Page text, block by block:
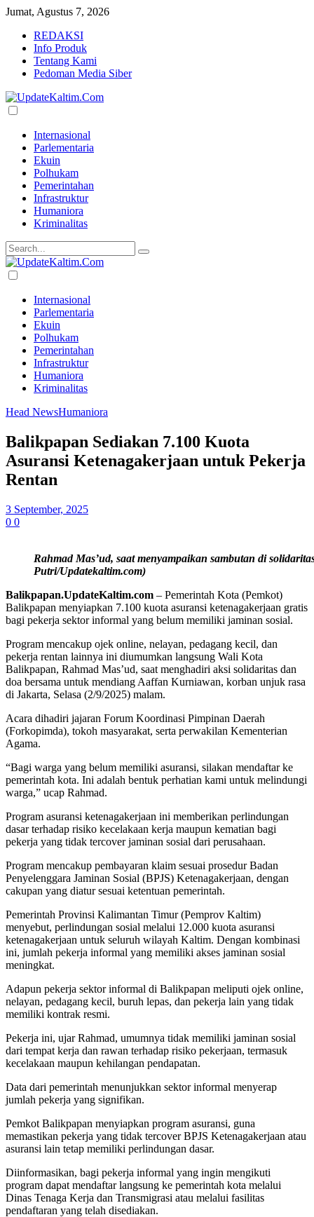
Jumat, Agustus 7, 2026
REDAKSI
Info Produk
Tentang Kami
Pedoman Media Siber
Internasional
Parlementaria
Ekuin
Polhukam
Pemerintahan
Infrastruktur
Humaniora
Kriminalitas
Internasional
Parlementaria
Ekuin
Polhukam
Pemerintahan
Infrastruktur
Humaniora
Kriminalitas
Head NewsHumaniora
Balikpapan Sediakan 7.100 Kuota
Asuransi Ketenagakerjaan untuk Pekerja
Rentan
3 September, 2025
0 0
Rahmad Mas’ud, saat menyampaikan sambutan di
Putri/Updatekaltim.com)
Balikpapan.UpdateKaltim.com – Pemerintah Kota (Pemkot)
Balikpapan menyiapkan 7.100 kuota asuransi ketenagakerjaan gratis
bagi pekerja sektor informal yang belum memiliki jaminan sosial.
Program mencakup ojek online, nelayan, pedagang kecil, dan
pekerja rentan lainnya ini diumumkan langsung Wali Kota
Balikpapan, Rahmad Mas’ud, saat menghadiri aksi solidaritas dan
doa bersama untuk mendiang Aaffan Kurniawan, korban unjuk rasa
di Jakarta, Selasa (2/9/2025) malam.
Acara dihadiri jajaran Forum Koordinasi Pimpinan Daerah
(Forkopimda), tokoh masyarakat, serta perwakilan Kementerian
Agama.
“Bagi warga yang belum memiliki asuransi, silakan mendaftar ke
pemerintah kota. Ini adalah bentuk perhatian kami untuk melindungi
warga,” ucap Rahmad.
Program asuransi ketenagakerjaan ini memberikan perlindungan
dasar terhadap risiko kecelakaan kerja maupun kematian bagi
pekerja yang tidak tercover jaminan sosial dari perusahaan.
Program mencakup pembayaran klaim sesuai prosedur Badan
Penyelenggara Jaminan Sosial (BPJS) Ketenagakerjaan, dengan
cakupan yang diatur sesuai ketentuan pemerintah.
Pemerintah Provinsi Kalimantan Timur (Pemprov Kaltim)
menyebut, perlindungan sosial melalui 12.000 kuota asuransi
ketenagakerjaan untuk seluruh wilayah Kaltim. Dengan kombinasi
ini, jumlah pekerja informal yang memiliki akses jaminan sosial
meningkat.
Adapun pekerja sektor informal di Balikpapan meliputi ojek online,
nelayan, pedagang kecil, buruh lepas, dan pekerja lain yang tidak
memiliki kontrak resmi.
Pekerja ini, ujar Rahmad, umumnya tidak memiliki jaminan sosial
dari tempat kerja dan rawan terhadap risiko pekerjaan, termasuk
kecelakaan maupun kehilangan pendapatan.
Data dari pemerintah menunjukkan sektor informal menyerap
jumlah pekerja yang signifikan.
Pemkot Balikpapan menyiapkan program asuransi, guna
memastikan pekerja yang tidak tercover BPJS Ketenagakerjaan atau
asuransi lain tetap memiliki perlindungan dasar.
Diinformasikan, bagi pekerja informal yang ingin mengikuti
program dapat mendaftar langsung ke pemerintah kota melalui
Dinas Tenaga Kerja dan Transmigrasi atau melalui fasilitas
pendaftaran yang telah disediakan.